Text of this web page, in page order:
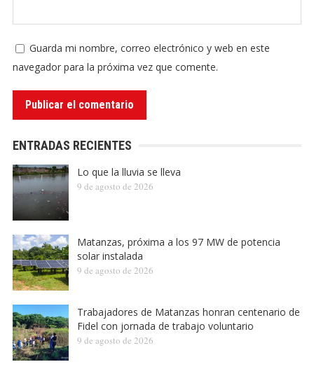
Guarda mi nombre, correo electrónico y web en este
navegador para la próxima vez que comente.
ENTRADAS RECIENTES
Lo que la lluvia se lleva
9 de agosto de 2026
Matanzas, próxima a los 97 MW de potencia
solar instalada
9 de agosto de 2026
Trabajadores de Matanzas honran centenario de
Fidel con jornada de trabajo voluntario
9 de agosto de 2026